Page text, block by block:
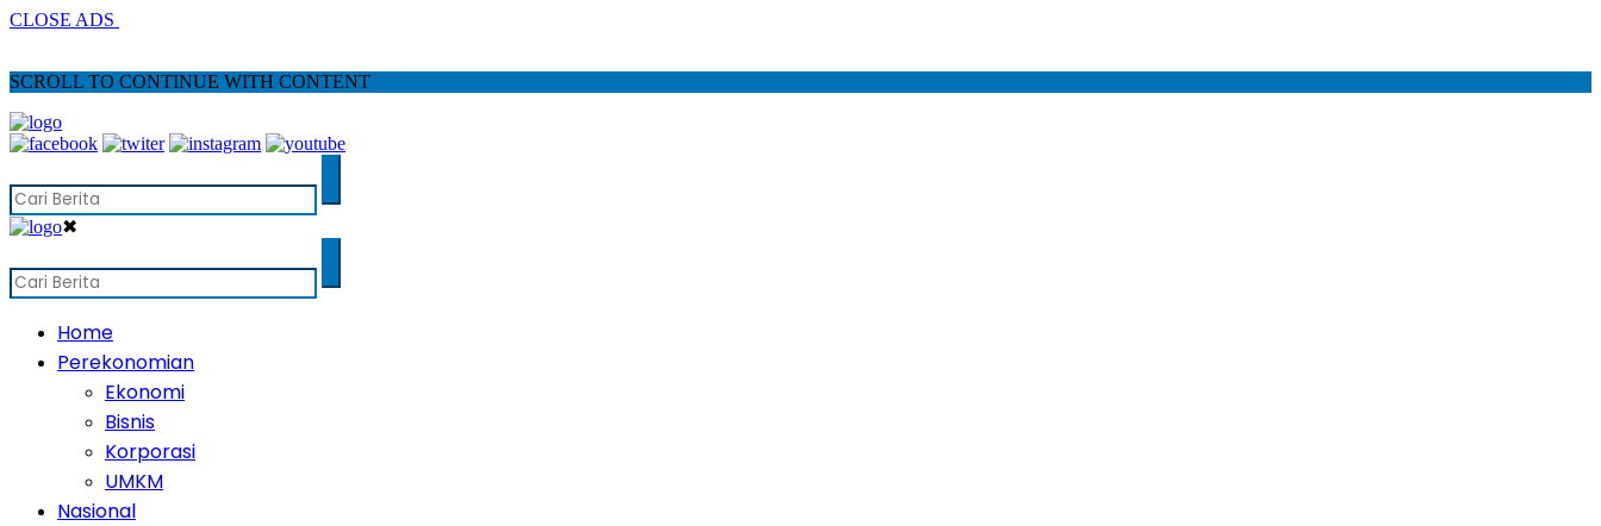
CLOSE ADS
SCROLL TO CONTINUE WITH CONTENT
✖
Home
Perekonomian
Ekonomi
Bisnis
Korporasi
UMKM
Nasional